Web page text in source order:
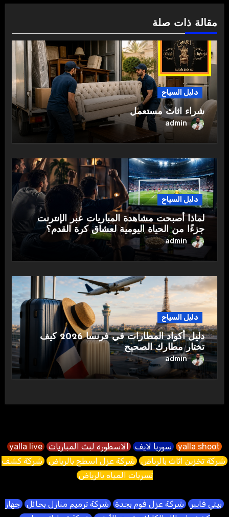
مقالة ذات صلة
دليل السياح
شراء اثاث مستعمل
admin
دليل السياح
لماذا أصبحت مشاهدة المباريات عبر الإنترنت
جزءًا من الحياة اليومية لعشاق كرة القدم؟
admin
دليل السياح
دليل أكواد المطارات في فرنسا 2026 كيف
تختار مطارك الصحيح
admin
yalla shoot سوريا لايف الاسطورة لبث المباريات yalla live
شركة تخزين اثاث بالرياض شركة عزل اسطح بالرياض شركة كشف
تسربات المياه بالرياض
بيتي فايبر شركة عزل فوم بجدة شركة ترميم منازل بحائل جهاز